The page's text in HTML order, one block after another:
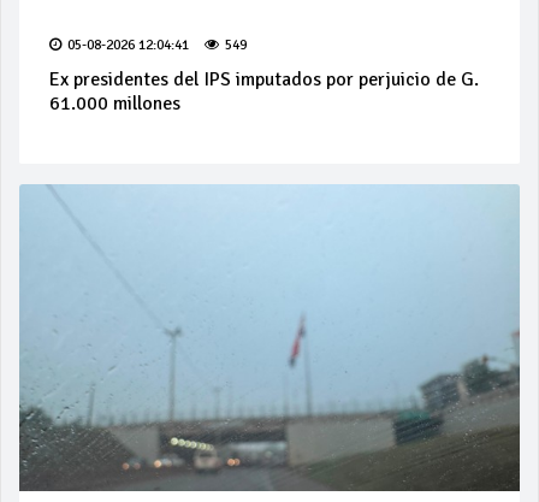
05-08-2026 12:04:41 549
Ex presidentes del IPS imputados por perjuicio de G.
61.000 millones